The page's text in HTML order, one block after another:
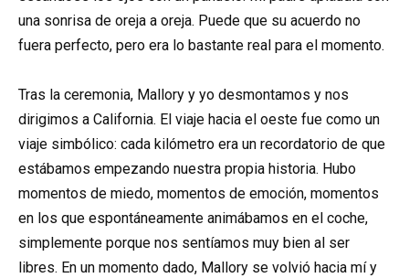
una sonrisa de oreja a oreja. Puede que su acuerdo no
fuera perfecto, pero era lo bastante real para el momento.
Tras la ceremonia, Mallory y yo desmontamos y nos
dirigimos a California. El viaje hacia el oeste fue como un
viaje simbólico: cada kilómetro era un recordatorio de que
estábamos empezando nuestra propia historia. Hubo
momentos de miedo, momentos de emoción, momentos
en los que espontáneamente animábamos en el coche,
simplemente porque nos sentíamos muy bien al ser
libres. En un momento dado, Mallory se volvió hacia mí y